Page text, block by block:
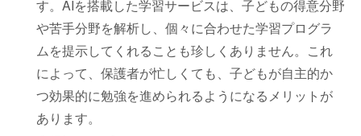
す。AIを搭載した学習サービスは、子どもの得意分野
や苦手分野を解析し、個々に合わせた学習プログラ
ムを提示してくれることも珍しくありません。これ
によって、保護者が忙しくても、子どもが自主的か
つ効果的に勉強を進められるようになるメリットが
あります。